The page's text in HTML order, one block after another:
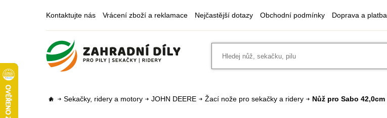
Kontaktujte nás Vrácení zboží a reklamace Nejčastější dotazy Obchodní podmínky Doprava a platba
Sekačky, ridery a motory JOHN DEERE Žací nože pro sekačky a ridery Nůž pro Sabo 42,0cm